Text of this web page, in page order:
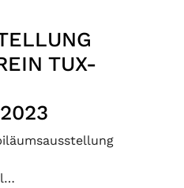
TUX-